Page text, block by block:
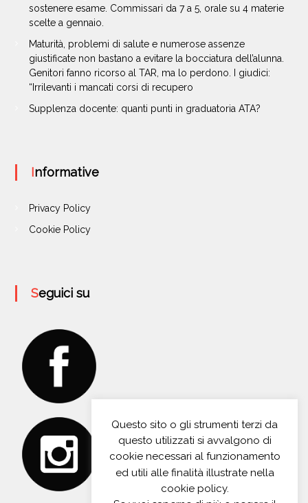
sostenere esame. Commissari da 7 a 5, orale su 4 materie
scelte a gennaio.
Maturità, problemi di salute e numerose assenze
giustificate non bastano a evitare la bocciatura dell’alunna.
Genitori fanno ricorso al TAR, ma lo perdono. I giudici:
“Irrilevanti i mancati corsi di recupero
Supplenza docente: quanti punti in graduatoria ATA?
Informative
Privacy Policy
Cookie Policy
Seguici su
Questo sito o gli strumenti terzi da
questo utilizzati si avvalgono di
cookie necessari al funzionamento
ed utili alle finalità illustrate nella
cookie policy.